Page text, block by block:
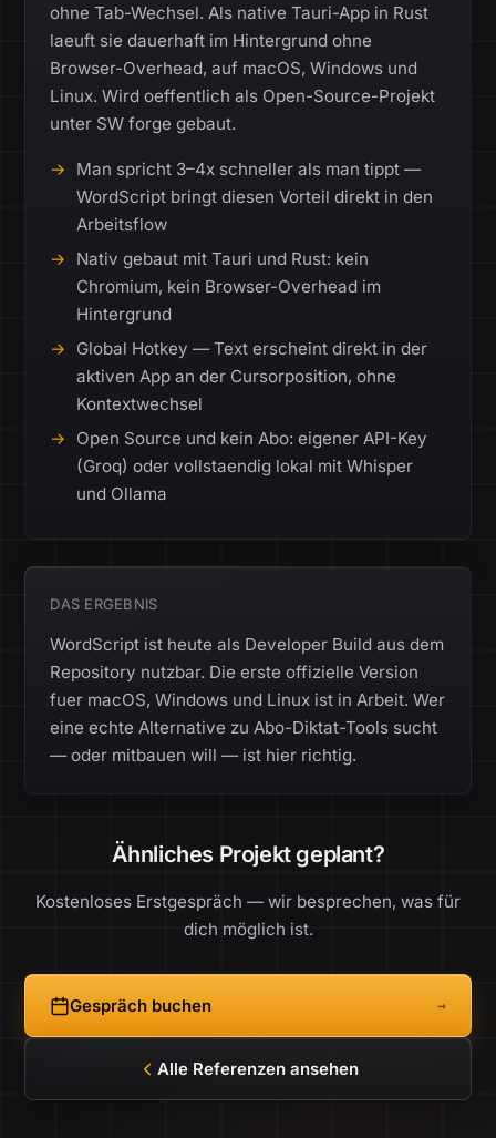
ohne Tab-Wechsel. Als native Tauri-App in Rust
laeuft sie dauerhaft im Hintergrund ohne
Browser-Overhead, auf macOS, Windows und
Linux. Wird oeffentlich als Open-Source-Projekt
unter SW forge gebaut.
Man spricht 3–4x schneller als man tippt —
WordScript bringt diesen Vorteil direkt in den
Arbeitsflow
Nativ gebaut mit Tauri und Rust: kein
Chromium, kein Browser-Overhead im
Hintergrund
Global Hotkey — Text erscheint direkt in der
aktiven App an der Cursorposition, ohne
Kontextwechsel
Open Source und kein Abo: eigener API-Key
(Groq) oder vollstaendig lokal mit Whisper
und Ollama
DAS ERGEBNIS
WordScript ist heute als Developer Build aus dem
Repository nutzbar. Die erste offizielle Version
fuer macOS, Windows und Linux ist in Arbeit. Wer
eine echte Alternative zu Abo-Diktat-Tools sucht
— oder mitbauen will — ist hier richtig.
Ähnliches Projekt geplant?
Kostenloses Erstgespräch — wir besprechen, was für
dich möglich ist.
Gespräch buchen →
Alle Referenzen ansehen